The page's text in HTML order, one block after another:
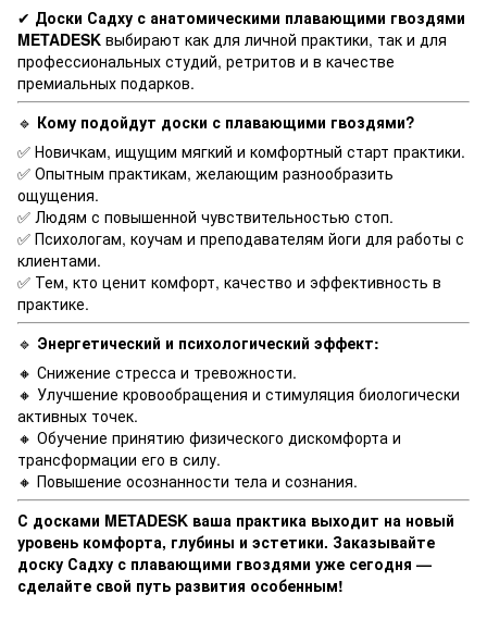
✔ Доски Садху с анатомическими плавающими гвоздями
METADESK выбирают как для личной практики, так и для
профессиональных студий, ретритов и в качестве
премиальных подарков.
🔹 Кому подойдут доски с плавающими гвоздями?
✅ Новичкам, ищущим мягкий и комфортный старт практики.
✅ Опытным практикам, желающим разнообразить
ощущения.
✅ Людям с повышенной чувствительностью стоп.
✅ Психологам, коучам и преподавателям йоги для работы с
клиентами.
✅ Тем, кто ценит комфорт, качество и эффективность в
практике.
🔹 Энергетический и психологический эффект:
🔸 Снижение стресса и тревожности.
🔸 Улучшение кровообращения и стимуляция биологически
активных точек.
🔸 Обучение принятию физического дискомфорта и
трансформации его в силу.
🔸 Повышение осознанности тела и сознания.
С досками METADESK ваша практика выходит на новый
уровень комфорта, глубины и эстетики. Заказывайте
доску Садху с плавающими гвоздями уже сегодня —
сделайте свой путь развития особенным!